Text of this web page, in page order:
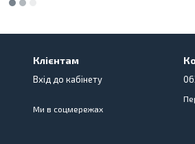
Клієнтам
Вхід до кабінету
Ми в соцмережах